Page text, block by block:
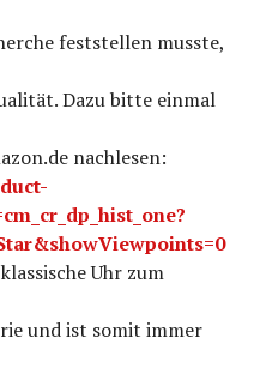
feststellen musste,
Dazu bitte einmal
nachlesen:
Uhr zum
und ist somit immer